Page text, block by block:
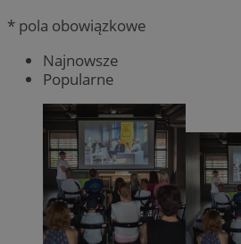
* pola obowiązkowe
Najnowsze
Popularne